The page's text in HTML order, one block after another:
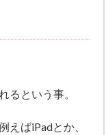
るという事。
えばiPadとか、